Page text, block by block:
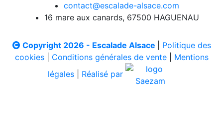
contact@escalade-alsace.com
16 mare aux canards, 67500 HAGUENAU
Copyright 2026 - Escalade Alsace
Politique des
cookies| Conditions générales de vente| Mentions
légales
Réalisé par